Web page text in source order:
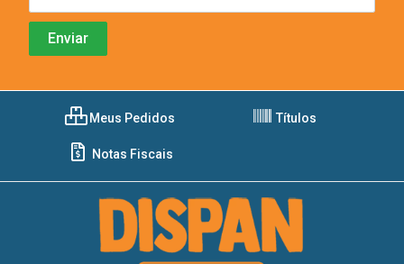
Meus Pedidos Títulos
Notas Fiscais